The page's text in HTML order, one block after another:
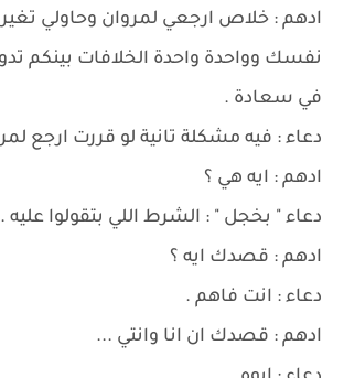
ادهم : خلاص ارجعي لمروان وحاولي
نفسك وواحدة واحدة الخلافات بينكم
في سعادة .
دعاء : فيه مشكلة تانية لو قررت ارجع
ادهم : ايه هي ؟
دعاء " بخجل " : الشرط اللي بتقولوا عليه .
ادهم : قصدك ايه ؟
دعاء : انت فاهم .
ادهم : قصدك ان انا وانتي ...